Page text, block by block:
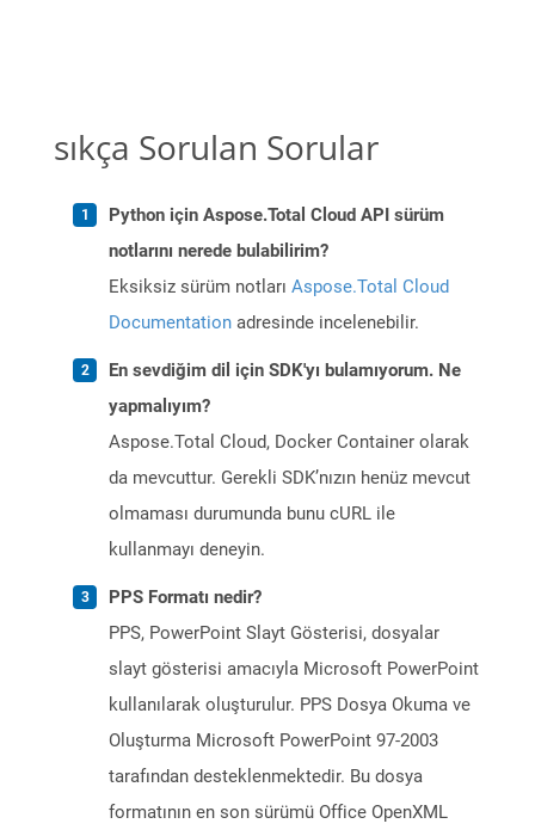
sıkça Sorulan Sorular
Python için Aspose.Total Cloud API sürüm
notlarını nerede bulabilirim?
Eksiksiz sürüm notları Aspose.Total Cloud
Documentation adresinde incelenebilir.
En sevdiğim dil için SDK'yı bulamıyorum. Ne
yapmalıyım?
Aspose.Total Cloud, Docker Container olarak
da mevcuttur. Gerekli SDK’nızın henüz mevcut
olmaması durumunda bunu cURL ile
kullanmayı deneyin.
PPS Formatı nedir?
PPS, PowerPoint Slayt Gösterisi, dosyalar
slayt gösterisi amacıyla Microsoft PowerPoint
kullanılarak oluşturulur. PPS Dosya Okuma ve
Oluşturma Microsoft PowerPoint 97-2003
tarafından desteklenmektedir. Bu dosya
formatının en son sürümü Office OpenXML